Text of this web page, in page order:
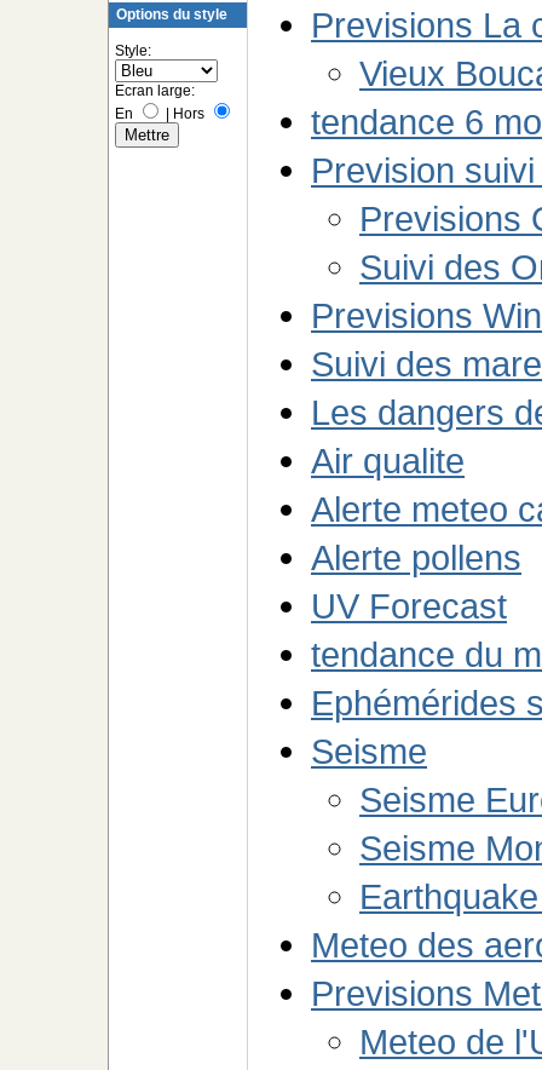
Options du style
Style:
Ecran large:
En
| Hors
Previsions La
Vieux
tendance 6
Prevision
Previsions
Suivi des
Previsions
Suivi des
Les dangers
Air qualite
Alerte meteo
Alerte pollens
UV Forecast
tendance du
Ephémérides
Seisme
Seisme
Seisme
Meteo des
Previsions
Meteo de